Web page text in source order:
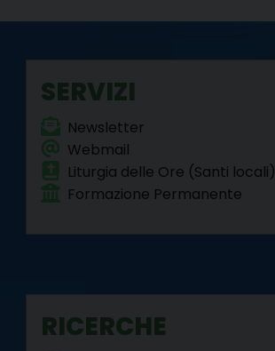
SERVIZI
Newsletter
Webmail
Liturgia delle Ore (Santi locali)
Formazione Permanente
RICERCHE